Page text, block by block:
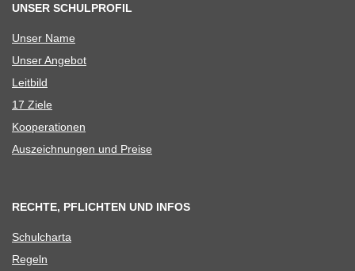
UNSER SCHULPROFIL
Unser Name
Unser Ange­bot
Leit­bild
17 Ziele
Koope­ra­tio­nen
Aus­zeich­nun­gen und Preise
RECHTE, PFLICHTEN UND INFOS
Schul­charta
Regeln